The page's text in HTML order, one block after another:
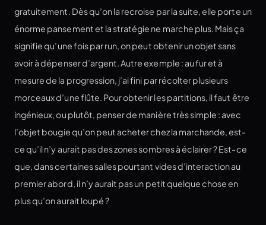
gratuitement. Dès qu’on la recroise par la suite, elle porte un
énorme pansement et la stratégie ne marche plus. Mais ça
signifie qu’une fois par run, on peut obtenir un objet sans
avoir à dépenser d’argent. Autre exemple : au fur et à
mesure de la progression, j’ai fini par récolter plusieurs
morceaux d’une flûte. Pour obtenir les partitions, il faut être
ingénieux, ou plutôt, penser de manière très simple : avec
l’objet bougie qu’on peut acheter chez la marchande, est-
ce qu’il n’y aurait pas des zones sombres à éclairer ? Est-ce
que, dans certaines salles pourtant vides d’interaction au
premier abord, il n’y aurait pas un petit quelque chose en
plus qu’on aurait loupé ?